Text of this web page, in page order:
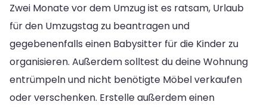
Zwei Monate vor dem Umzug ist es ratsam, Urlaub
für den Umzugstag zu beantragen und
gegebenenfalls einen Babysitter für die Kinder zu
organisieren. Außerdem solltest du deine Wohnung
entrümpeln und nicht benötigte Möbel verkaufen
oder verschenken. Erstelle außerdem einen